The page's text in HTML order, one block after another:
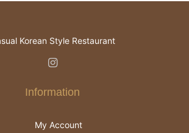
Korean Style Restaurant
Information
My Account